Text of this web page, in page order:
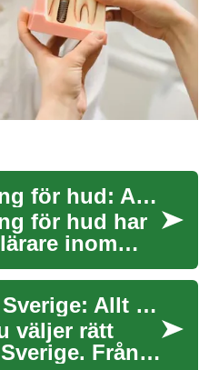
Laserbehandling för hud: Allt du behöver veta
för hud har
inom
de senaste
Bilförsäkring i Sverige: Allt du behöver veta
väljer rätt
Från